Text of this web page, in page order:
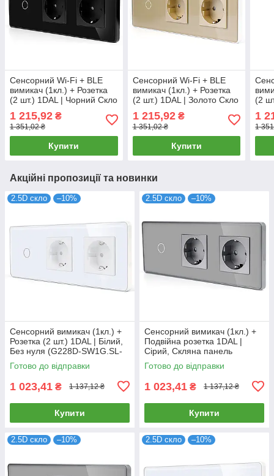
Сенсорний Wi-Fi + BLE
вимикач (1кл.) + Розетка
(2 шт.) 1DAL | Чорний Скло
STX2.BL)
1 215,92 ₴
1 351,02 ₴
Купити
Сенсорний Wi-Fi + BLE
вимикач (1кл.) + Розетка
(2 шт.) 1DAL | Золото Скло
STX2.GD)
1 215,92₴
1 351,02 ₴
Купити
(2
1
1
Акційні пропозиції та новинки
2.5D скло –10%
Сенсорний вимикач (1кл.) +
Розетка (2 шт.) 1DAL | Білий,
Без нуля (G228D-SW1G.SL-
STX2.WT)
Готово до відправки
1 023,41 ₴ 1 137,12 ₴
Купити
2.5D скло –10%
Сенсорний вимикач (1кл.) +
Подвійна розетка 1DAL |
Сірий, Скляна панель
(G228D-SW1G-STX2.GR)
Готово до відправки
1 023,41 ₴ 1 137,12 ₴
Купити
2.5D скло –10% 2.5D скло –10%